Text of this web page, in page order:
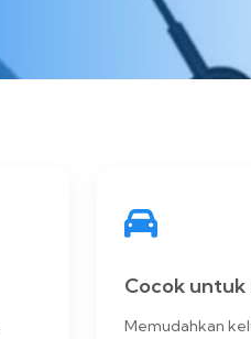
Cocok untuk
Memudahkan